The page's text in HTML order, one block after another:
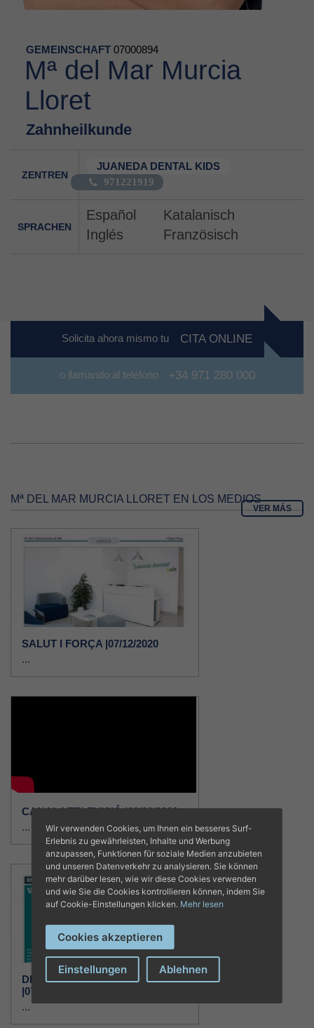
GEMEINSCHAFT 07000894
Mª del Mar Murcia
Lloret
Zahnheilkunde
ZENTREN
JUANEDA DENTAL KIDS
971221919
SPRACHEN
Español
Katalanisch
Inglés
Französisch
Solicita ahora mismo tu CITA ONLINE
o llamando al teléfono +34 971 280 000
Mª DEL MAR MURCIA LLORET EN LOS MEDIOS
VER MÁS
SALUT I FORÇA |07/12/2020
...
CANAL4 TELEVISIÓ |28/02/2020
...
DIARIO DE MALLORCA
|07/04/2018
...
Wir verwenden Cookies, um Ihnen ein besseres Surf-
Erlebnis zu gewährleisten, Inhalte und Werbung
anzupassen, Funktionen für soziale Medien anzubieten
und unseren Datenverkehr zu analysieren. Sie können
mehr darüber lesen, wie wir diese Cookies verwenden
und wie Sie die Cookies kontrollieren können, indem Sie
auf Cookie-Einstellungen klicken. Mehr lesen
Cookies akzeptieren
Einstellungen Ablehnen